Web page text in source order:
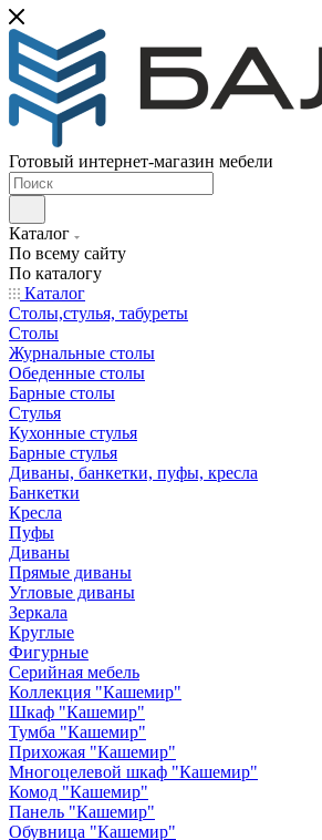
Готовый интернет-магазин мебели
Каталог
По всему сайту
По каталогу
Каталог
Столы,стулья, табуреты
Столы
Журнальные столы
Обеденные столы
Барные столы
Стулья
Кухонные стулья
Барные стулья
Диваны, банкетки, пуфы, кресла
Банкетки
Кресла
Пуфы
Диваны
Прямые диваны
Угловые диваны
Зеркала
Круглые
Фигурные
Серийная мебель
Коллекция "Кашемир"
Шкаф "Кашемир"
Тумба "Кашемир"
Прихожая "Кашемир"
Многоцелевой шкаф "Кашемир"
Комод "Кашемир"
Панель "Кашемир"
Обувница "Кашемир"